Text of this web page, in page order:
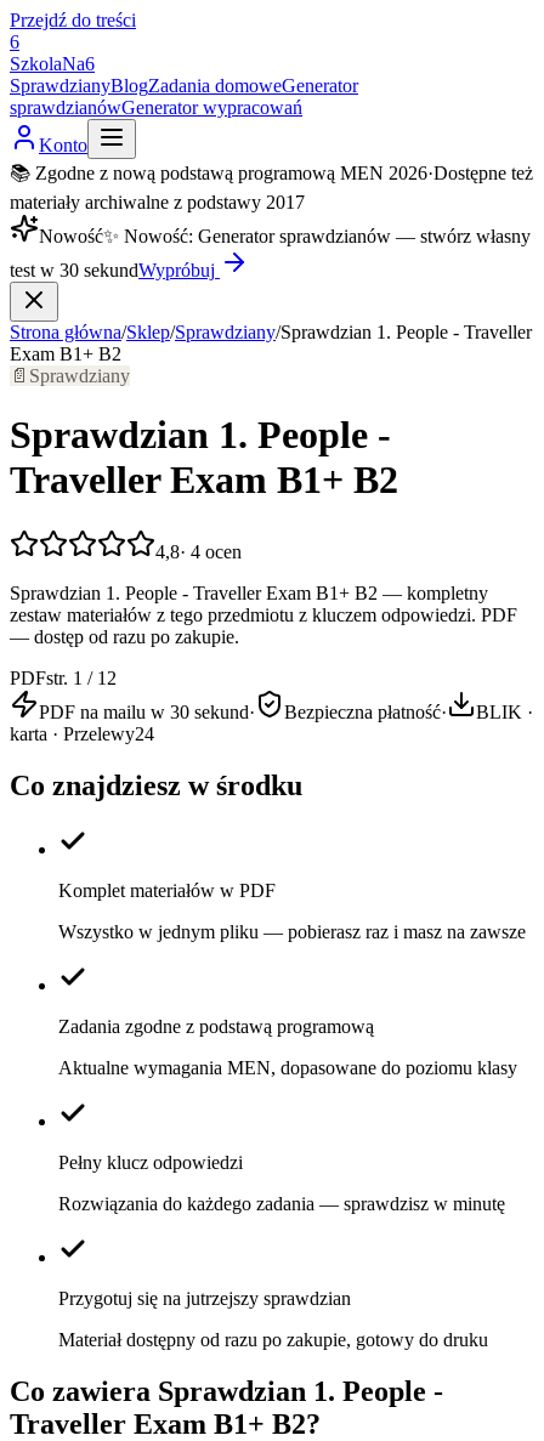
Przejdź do treści
6
SzkolaNa6
SprawdzianyBlogZadania domoweGenerator
sprawdzianówGenerator wypracowań
Konto
📚 Zgodne z nową podstawą programową MEN 2026·Dostępne też
materiały archiwalne z podstawy 2017
Nowość✨ Nowość: Generator sprawdzianów — stwórz własny
test w 30 sekundWypróbuj
Strona główna/Sklep/Sprawdziany/Sprawdzian 1. People - Traveller
Exam B1+ B2
📄 Sprawdziany
Sprawdzian 1. People -
Traveller Exam B1+ B2
4,8· 4 ocen
Sprawdzian 1. People - Traveller Exam B1+ B2 — kompletny
zestaw materiałów z tego przedmiotu z kluczem odpowiedzi. PDF
— dostęp od razu po zakupie.
PDFstr. 1 / 12
PDF na mailu w 30 sekund· Bezpieczna płatność·
BLIK ·
karta · Przelewy24
Co znajdziesz w środku
Komplet materiałów w PDF
Wszystko w jednym pliku — pobierasz raz i masz na zawsze
Zadania zgodne z podstawą programową
Aktualne wymagania MEN, dopasowane do poziomu klasy
Pełny klucz odpowiedzi
Rozwiązania do każdego zadania — sprawdzisz w minutę
Przygotuj się na jutrzejszy sprawdzian
Materiał dostępny od razu po zakupie, gotowy do druku
Co zawiera Sprawdzian 1. People -
Traveller Exam B1+ B2?